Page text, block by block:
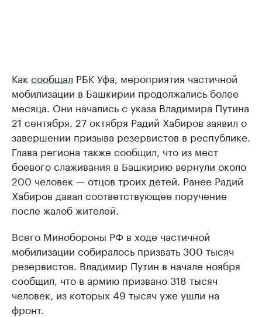
Как сообщал РБК Уфа, мероприятия частичной
мобилизации в Башкирии продолжались более
месяца. Они начались с указа Владимира Путина
21 сентября. 27 октября Радий Хабиров заявил о
завершении призыва резервистов в республике.
Глава региона также сообщил, что из мест
боевого слаживания в Башкирию вернули около
200 человек — отцов троих детей. Ранее Радий
Хабиров давал соответствующее поручение
после жалоб жителей.
Всего Минобороны РФ в ходе частичной
мобилизации собиралось призвать 300 тысяч
резервистов. Владимир Путин в начале ноября
сообщил, что в армию призвано 318 тысяч
человек, из которых 49 тысяч уже ушли на
фронт.